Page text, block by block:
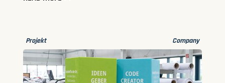
Projekt Company